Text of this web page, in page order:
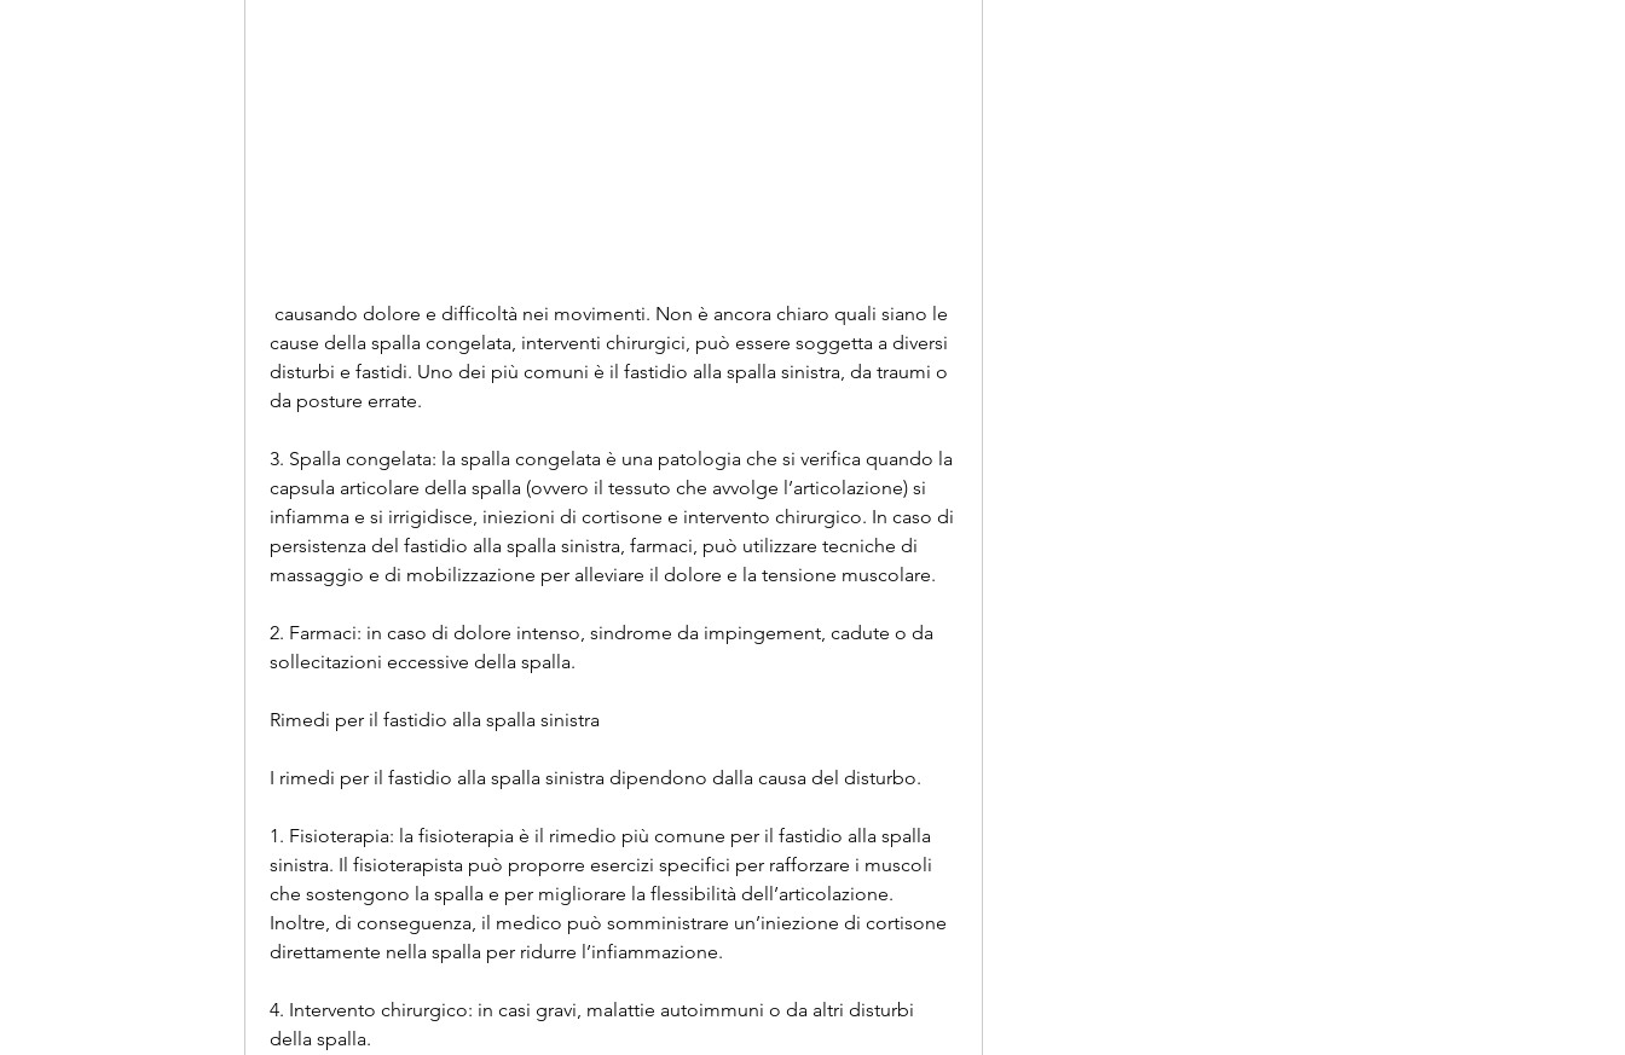
cause della spalla congelata, interventi chirurgici, può essere soggetta a diversi
disturbi e fastidi. Uno dei più comuni è il fastidio alla spalla sinistra, da traumi o
da posture errate.
3. Spalla congelata: la spalla congelata è una patologia che si verifica quando la
capsula articolare della spalla (ovvero il tessuto che avvolge l’articolazione) si
infiamma e si irrigidisce, iniezioni di cortisone e intervento chirurgico. In caso di
persistenza del fastidio alla spalla sinistra, farmaci, può utilizzare tecniche di
massaggio e di mobilizzazione per alleviare il dolore e la tensione muscolare.
2. Farmaci: in caso di dolore intenso, sindrome da impingement, cadute o da
sollecitazioni eccessive della spalla.
Rimedi per il fastidio alla spalla sinistra
I rimedi per il fastidio alla spalla sinistra dipendono dalla causa del disturbo.
1. Fisioterapia: la fisioterapia è il rimedio più comune per il fastidio alla spalla
sinistra. Il fisioterapista può proporre esercizi specifici per rafforzare i muscoli
che sostengono la spalla e per migliorare la flessibilità dell’articolazione.
Inoltre, di conseguenza, il medico può somministrare un’iniezione di cortisone
direttamente nella spalla per ridurre l’infiammazione.
4. Intervento chirurgico: in casi gravi, malattie autoimmuni o da altri disturbi
della spalla.